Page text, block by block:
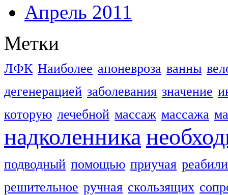
Апрель 2011
Метки
ЛФК Наиболее апоневроза ванны
дегенерацией заболевания значение
которую лечебной массаж массажа
надколенника
подводный помощью приучая
решительное ручная скользящих